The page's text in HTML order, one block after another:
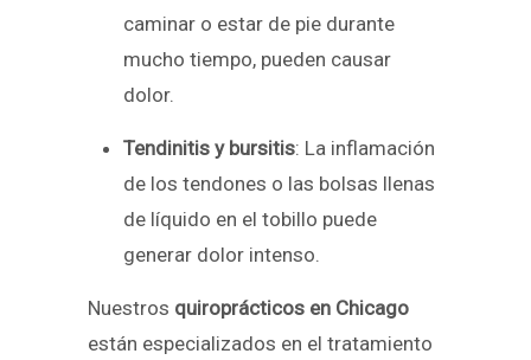
caminar o estar de pie durante
mucho tiempo, pueden causar
dolor.
Tendinitis y bursitis: La inflamación
de los tendones o las bolsas llenas
de líquido en el tobillo puede
generar dolor intenso.
Nuestros quiroprácticos en Chicago
están especializados en el tratamiento